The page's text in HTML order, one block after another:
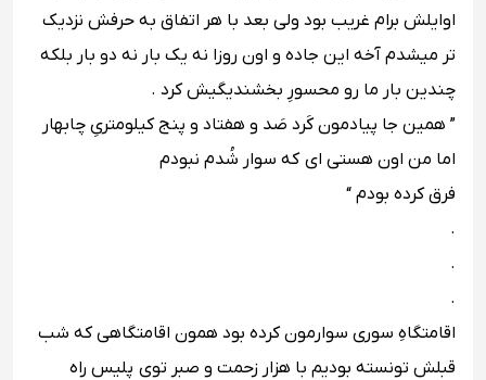
اوایلش برام غریب بود ولى بعد با هر اتفاق به حرفش نزدیک
تر میشدم آخه این جاده و اون روزا نه یک بار نه دو بار بلکه
چندین بار ما رو محسورِ بخشندیگیش کرد .
” همین جا پیادمون کَرد صَد و هفتاد و پنج کیلومترىِ چابهار
اما من اون هستى اى که سوار شُدم نبودم
فرق کرده بودم “
.
.
.
اقامتگاهِ سورى سوارمون کرده بود همون اقامتگاهى که شب
قبلش تونسته بودیم با هزار زحمت و صبر توى پلیس راه